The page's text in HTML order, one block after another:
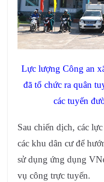
Lực lượng Công an
đã tổ chức ra quân
các tuyến
Sau chiến dịch, các
các khu dân cư để
sử dụng ứng dụng
vụ công trực tuyến.